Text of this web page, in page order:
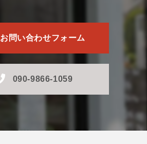
お問い合わせフォーム
090-9866-1059